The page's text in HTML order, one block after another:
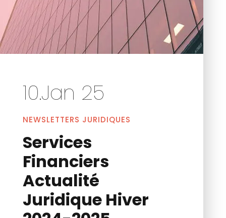
10.Jan 25
NEWSLETTERS JURIDIQUES
Services
Financiers
Actualité
Juridique Hiver